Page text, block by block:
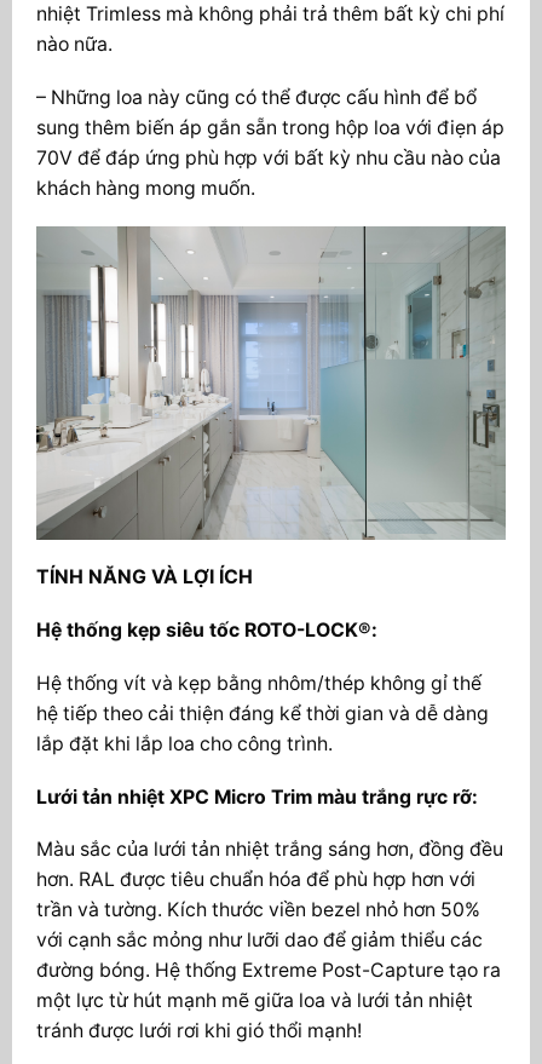
nhiệt Trimless mà không phải trả thêm bất kỳ chi phí
nào nữa.
– Những loa này cũng có thể được cấu hình để bổ
sung thêm biến áp gắn sẵn trong hộp loa với điẹn áp
70V để đáp ứng phù hợp với bất kỳ nhu cầu nào của
khách hàng mong muốn.
TÍNH NĂNG VÀ LỢI ÍCH
Hệ thống kẹp siêu tốc ROTO-LOCK®:
Hệ thống vít và kẹp bằng nhôm/thép không gỉ thế
hệ tiếp theo cải thiện đáng kể thời gian và dễ dàng
lắp đặt khi lắp loa cho công trình.
Lưới tản nhiệt XPC Micro Trim màu trắng rực rỡ:
Màu sắc của lưới tản nhiệt trắng sáng hơn, đồng đều
hơn. RAL được tiêu chuẩn hóa để phù hợp hơn với
trần và tường. Kích thước viền bezel nhỏ hơn 50%
với cạnh sắc mỏng như lưỡi dao để giảm thiểu các
đường bóng. Hệ thống Extreme Post-Capture tạo ra
một lực từ hút mạnh mẽ giữa loa và lưới tản nhiệt
tránh được lưới rơi khi gió thổi mạnh!